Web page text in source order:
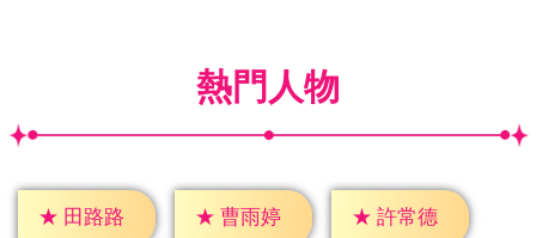
熱門人物
★ 田路路 ★ 曹雨婷 ★ 許常德